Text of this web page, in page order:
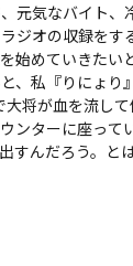
気なバイト、
ジオの収録を
始めていきた
、私『りにょ
が血を流し
ンターに座っ
んだろう。と